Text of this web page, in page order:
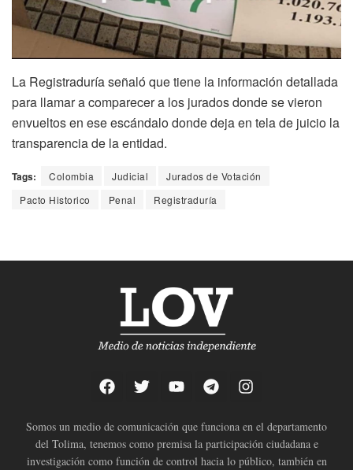
La Registraduría señaló que tiene la información detallada
para llamar a comparecer a los jurados donde se vieron
envueltos en ese escándalo donde deja en tela de juicio la
transparencia de la entidad.
Tags: Colombia Judicial
Jurados de Votación
Pacto Historico
Penal Registraduría
Somos un medio de comunicación que funciona en el departamento
del Tolima, tenemos como premisa la participación ciudadana e
investigación como función de control hacia lo público, también en